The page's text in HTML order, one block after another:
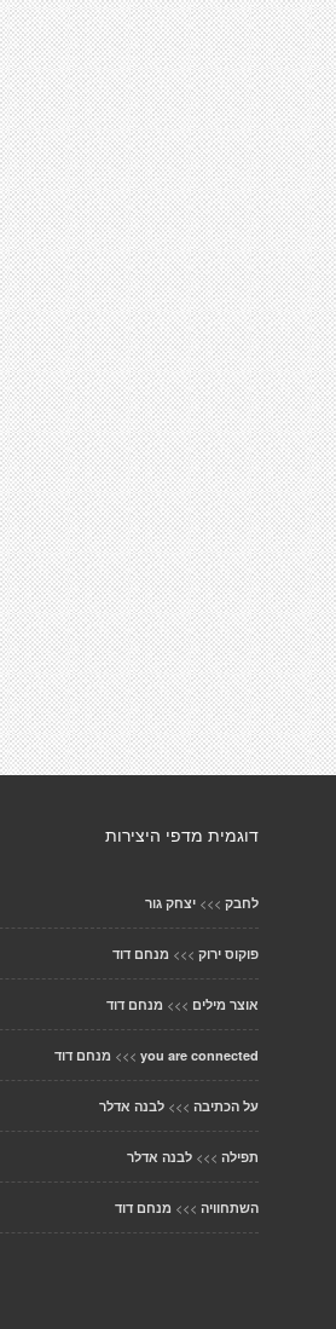
דוגמית מדפי היצירות
לחבק >>> יצחק גור
פוקוס ירוק >>> מנחם דוד
אוצר מילים >>> מנחם דוד
you are connected
>>> מנחם דוד
על הכתיבה >>> לבנה אדלר
תפילה >>> לבנה אדלר
השתחוויה >>> מנחם דוד